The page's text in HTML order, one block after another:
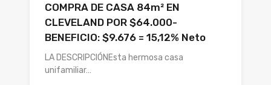
COMPRA DE CASA 84m² EN
CLEVELAND POR $64.000-
BENEFICIO: $9.676 = 15,12% Neto
LA DESCRIPCIÓNEsta hermosa casa
unifamiliar…